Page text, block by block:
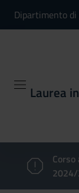
Dipartimento
Laurea